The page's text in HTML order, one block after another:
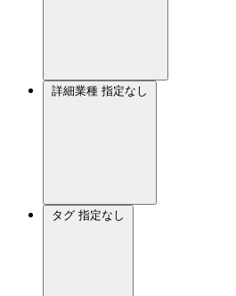
詳細業種 指定なし
タグ 指定なし